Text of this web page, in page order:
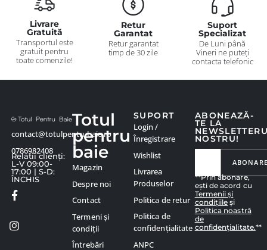
Livrare
Gratuită
Transportul este
gratuit pentru
toate comenzile!
Retur
Garantat
Retur garantat
timp de 30 zile
Suport
Specializat
De Luni până
Vineri ne puteți
contacta telefonic
contact@totulpentrubaie.ro
0786982408
Relatii clienți:
L-V 09:00-
17:00 | S-D:
ÎNCHIS
ABONEAZĂ-
TE LA
NOSTRU!
**Prin abonare,
ești de acord cu
Termenii și
condițiile și
Politica noastră
de
confidențialitate.**
Totul
pentru
baie
Magazin
Despre noi
Contact
Termeni și
condiții
Întrebări
SUPORT
Login /
Înregistrare
Wishlist
Livrarea
Produselor
Politica de retur
Politica de
confidențialitate
ANPC